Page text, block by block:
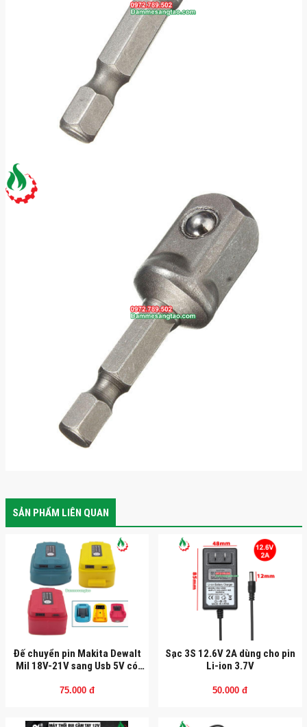
SẢN PHẨM LIÊN QUAN
Đế chuyển pin Makita Dewalt
Mil 18V-21V sang Usb 5V có
75.000 đ
Sạc 3S 12.6V 2A dùng cho pin
Li-ion 3.7V
50.000 đ